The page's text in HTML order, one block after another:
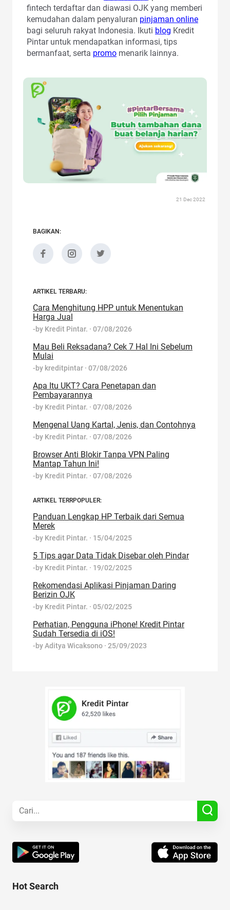
fintech terdaftar dan diawasi OJK yang memberi
kemudahan dalam penyaluran pinjaman online
bagi seluruh rakyat Indonesia. Ikuti blog Kredit
Pintar untuk mendapatkan informasi, tips
bermanfaat, serta promo menarik lainnya.
21 Dec 2022
BAGIKAN:
ARTIKEL TERBARU:
Cara Menghitung HPP untuk Menentukan
Harga Jual
-by Kredit Pintar. · 07/08/2026
Mau Beli Reksadana? Cek 7 Hal Ini Sebelum
Mulai
-by kreditpintar · 07/08/2026
Apa Itu UKT? Cara Penetapan dan
Pembayarannya
-by Kredit Pintar. · 07/08/2026
Mengenal Uang Kartal, Jenis, dan Contohnya
-by Kredit Pintar. · 07/08/2026
Browser Anti Blokir Tanpa VPN Paling
Mantap Tahun Ini!
-by Kredit Pintar. · 07/08/2026
ARTIKEL TERRPOPULER:
Panduan Lengkap HP Terbaik dari Semua
Merek
-by Kredit Pintar. · 15/04/2025
5 Tips agar Data Tidak Disebar oleh Pindar
-by Kredit Pintar. · 19/02/2025
Rekomendasi Aplikasi Pinjaman Daring
Berizin OJK
-by Kredit Pintar. · 05/02/2025
Perhatian, Pengguna iPhone! Kredit Pintar
Sudah Tersedia di iOS!
-byAditya Wicaksono · 25/09/2023
Hot Search